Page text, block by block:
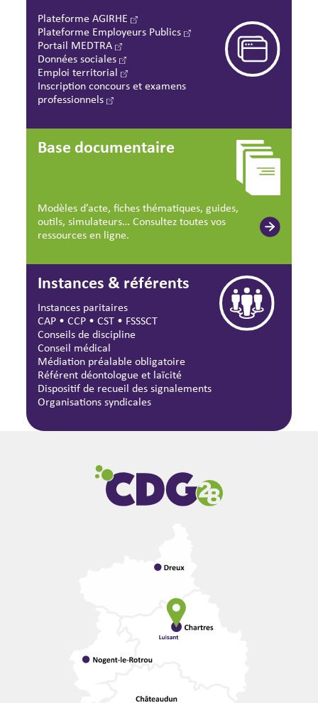
Plateforme AGIRHE
Plateforme Employeurs Publics
Portail MEDTRA
Données sociales
Emploi territorial
Inscription concours et examens
professionnels
Base documentaire
Modèles d’acte, fiches thématiques, guides,
outils, simulateurs… Consultez toutes vos
ressources en ligne.
Instances & référents
Instances paritaires
CAP •CCP •CST • FSSSCT
Conseils de discipline
Conseil médical
Médiation préalable obligatoire
Référent déontologue et laïcité
Dispositif de recueil des signalements
Organisations syndicales